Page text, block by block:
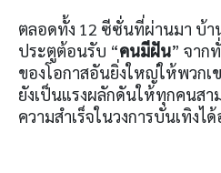
ตลอดทั้ง 12 ซีซั่นที่ผ่านมา บ้
ประตูต้อนรับ “คนมีฝัน” จาก
ของโอกาสอันยิ่งใหญ่ให้พวกเ
ยังเป็นแรงผลักดันให้ทุกคนสา
ความสำเร็จในวงการบันเทิงไ